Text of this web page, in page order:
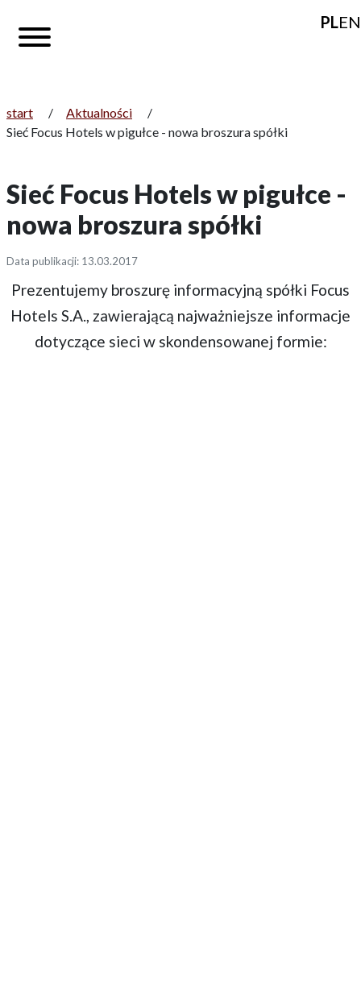
PLEN
start / Aktualności
/
Sieć Focus Hotels w pigułce - nowa broszura spółki
Sieć Focus Hotels w pigułce -
nowa broszura spółki
Data publikacji: 13.03.2017
Prezentujemy broszurę informacyjną spółki Focus
Hotels S.A., zawierającą najważniejsze informacje
dotyczące sieci w skondensowanej formie: